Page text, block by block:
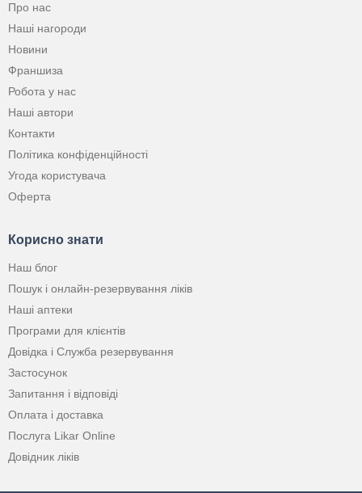
Про нас
Наші нагороди
Новини
Франшиза
Робота у нас
Наші автори
Контакти
Політика конфіденційності
Угода користувача
Оферта
Корисно знати
Наш блог
Пошук і онлайн-резервування ліків
Наші аптеки
Програми для клієнтів
Довідка і Служба резервування
Застосунок
Запитання і відповіді
Оплата і доставка
Послуга Likar Online
Довідник ліків